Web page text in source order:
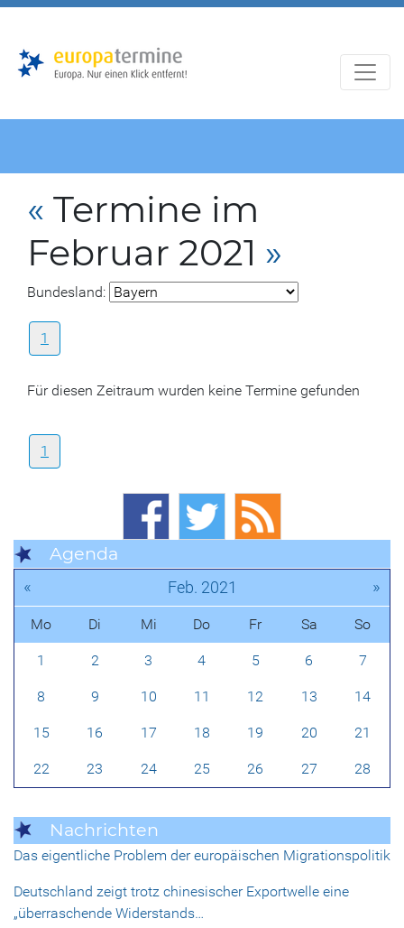
« Termine im
Februar 2021 »
Bundesland:
1
Für diesen Zeitraum wurden keine Termine gefunden
1
Agenda
« Feb. 2021 »
Mo Di Mi Do Fr Sa So
1 2 3 4 5 6 7
8 9 10 11 12 13 14
15 16 17 18 19 20 21
22 23 24 25 26 27 28
Nachrichten
Das eigentliche Problem der europäischen Migrationspolitik
Deutschland zeigt trotz chinesischer Exportwelle eine
„überraschende Widerstands…